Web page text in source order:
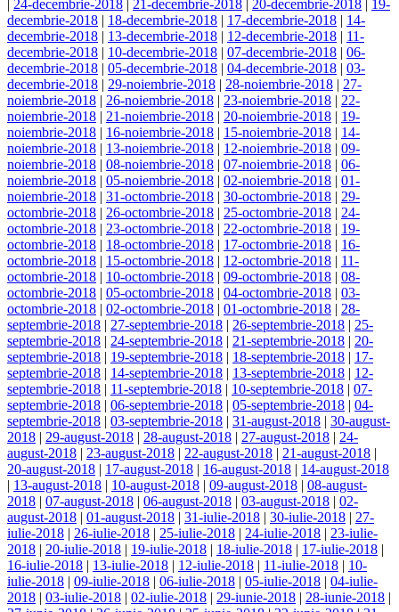
| 24-decembrie-2018 | 21-decembrie-2018 | 20-decembrie-2018 | 19-
decembrie-2018 | 18-decembrie-2018 | 17-decembrie-2018 | 14-
decembrie-2018 | 13-decembrie-2018 | 12-decembrie-2018 | 11-
decembrie-2018 | 10-decembrie-2018 | 07-decembrie-2018 | 06-
decembrie-2018 | 05-decembrie-2018 | 04-decembrie-2018 | 03-
decembrie-2018 | 29-noiembrie-2018 | 28-noiembrie-2018 | 27-
noiembrie-2018 | 26-noiembrie-2018 | 23-noiembrie-2018 | 22-
noiembrie-2018 | 21-noiembrie-2018 | 20-noiembrie-2018 | 19-
noiembrie-2018 | 16-noiembrie-2018 | 15-noiembrie-2018 | 14-
noiembrie-2018 | 13-noiembrie-2018 | 12-noiembrie-2018 | 09-
noiembrie-2018 | 08-noiembrie-2018 | 07-noiembrie-2018 | 06-
noiembrie-2018 | 05-noiembrie-2018 | 02-noiembrie-2018 | 01-
noiembrie-2018 | 31-octombrie-2018 | 30-octombrie-2018 | 29-
octombrie-2018 | 26-octombrie-2018 | 25-octombrie-2018 | 24-
octombrie-2018 | 23-octombrie-2018 | 22-octombrie-2018 | 19-
octombrie-2018 | 18-octombrie-2018 | 17-octombrie-2018 | 16-
octombrie-2018 | 15-octombrie-2018 | 12-octombrie-2018 | 11-
octombrie-2018 | 10-octombrie-2018 | 09-octombrie-2018 | 08-
octombrie-2018 | 05-octombrie-2018 | 04-octombrie-2018 | 03-
octombrie-2018 | 02-octombrie-2018 | 01-octombrie-2018 | 28-
septembrie-2018 | 27-septembrie-2018 | 26-septembrie-2018 | 25-
septembrie-2018 | 24-septembrie-2018 | 21-septembrie-2018 | 20-
septembrie-2018 | 19-septembrie-2018 | 18-septembrie-2018 | 17-
septembrie-2018 | 14-septembrie-2018 | 13-septembrie-2018 | 12-
septembrie-2018 | 11-septembrie-2018 | 10-septembrie-2018 | 07-
septembrie-2018 | 06-septembrie-2018 | 05-septembrie-2018 | 04-
septembrie-2018 | 03-septembrie-2018 | 31-august-2018 | 30-august-
2018 | 29-august-2018 | 28-august-2018 | 27-august-2018 | 24-
august-2018 | 23-august-2018 | 22-august-2018 | 21-august-2018 |
20-august-2018 | 17-august-2018 | 16-august-2018 | 14-august-2018
| 13-august-2018 | 10-august-2018 | 09-august-2018 | 08-august-
2018 | 07-august-2018 | 06-august-2018 | 03-august-2018 | 02-
august-2018 | 01-august-2018 | 31-iulie-2018 | 30-iulie-2018 | 27-
iulie-2018 | 26-iulie-2018 | 25-iulie-2018 | 24-iulie-2018 | 23-iulie-
2018 | 20-iulie-2018 | 19-iulie-2018 | 18-iulie-2018 | 17-iulie-2018 |
16-iulie-2018 | 13-iulie-2018 | 12-iulie-2018 | 11-iulie-2018 | 10-
iulie-2018 | 09-iulie-2018 | 06-iulie-2018 | 05-iulie-2018 | 04-iulie-
2018 | 03-iulie-2018 | 02-iulie-2018 | 29-iunie-2018 | 28-iunie-2018 |